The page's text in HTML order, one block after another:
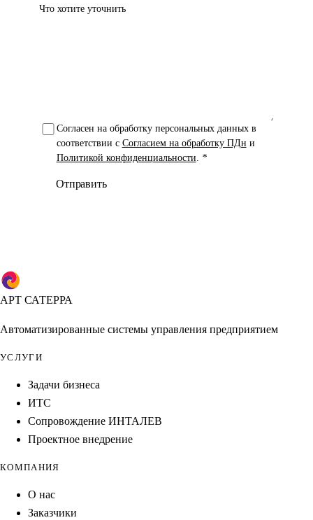
Что хотите уточнить
Согласен на обработку персональных данных в
соответствии с Согласием на обработку ПДн и
Политикой конфиденциальности. *
Отправить
АРТ САТЕРРА
Автоматизированные системы управления предприятием
УСЛУГИ
Задачи бизнеса
ИТС
Сопровождение ИНТАЛЕВ
Проектное внедрение
КОМПАНИЯ
О нас
Заказчики